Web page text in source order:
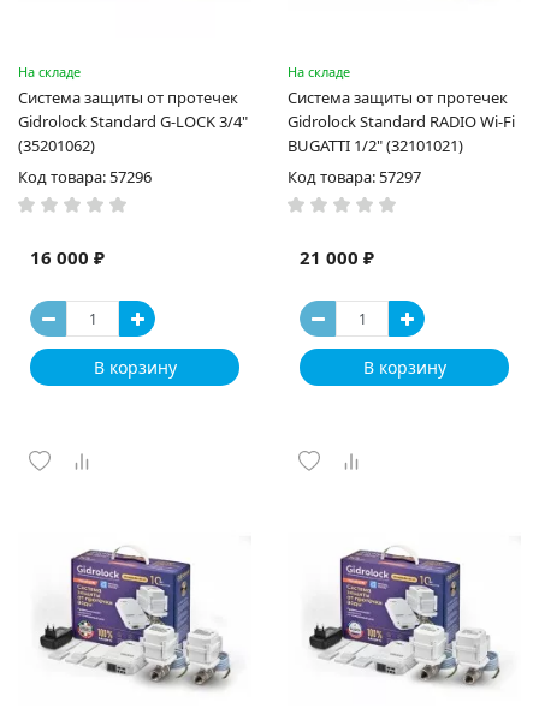
На складе
Система защиты от протечек
Gidrоlock Standard G-LOCK 3/4"
(35201062)
Код товара: 57296
16 000 ₽
В корзину
На складе
Система защиты от протечек
Gidrоlock Standard RADIO Wi-Fi
BUGATTI 1/2" (32101021)
Код товара: 57297
21 000 ₽
В корзину